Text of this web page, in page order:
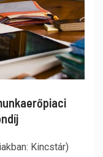
Kincstár)